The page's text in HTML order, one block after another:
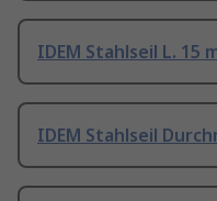
IDEM Stahlseil L. 15
IDEM Stahlseil